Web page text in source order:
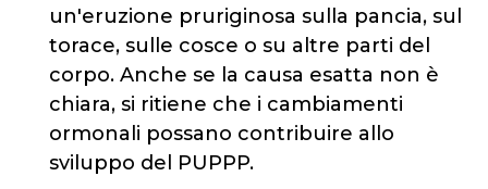
un'eruzione pruriginosa sulla pancia, sul
torace, sulle cosce o su altre parti del
corpo. Anche se la causa esatta non è
chiara, si ritiene che i cambiamenti
ormonali possano contribuire allo
sviluppo del PUPPP.